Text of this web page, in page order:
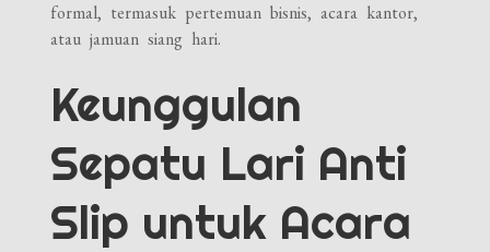
formal, termasuk pertemuan bisnis, acara kantor,
atau jamuan siang hari.
Keunggulan
Sepatu Lari Anti
Slip untuk Acara